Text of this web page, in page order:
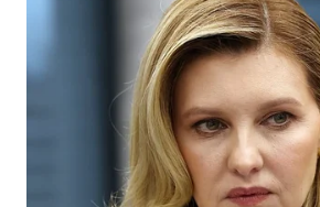
KUNINGAN